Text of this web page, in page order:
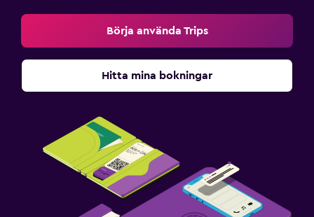
Börja använda Trips
Hitta mina bokningar